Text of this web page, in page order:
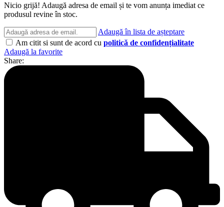
Nicio grijă! Adaugă adresa de email și te vom anunța imediat ce
produsul revine în stoc.
Adaugă în lista de așteptare
Am citit si sunt de acord cu politică de confidențialitate
Adaugă la favorite
Share: